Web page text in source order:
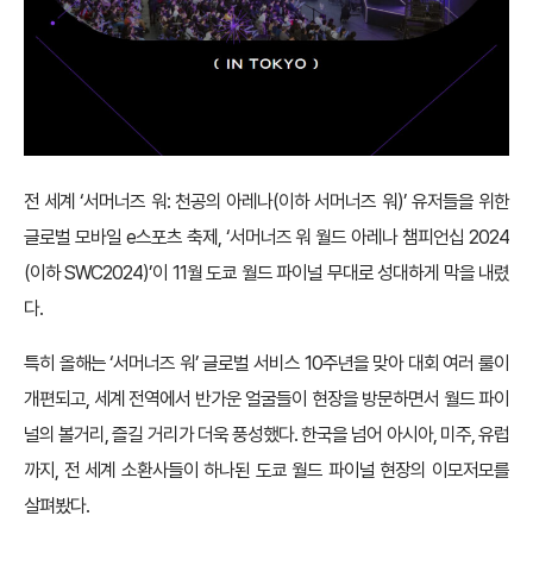
전 세계 ‘서머너즈 워: 천공의 아레나(이하 서머너즈 워)’ 유저들을 위한
글로벌 모바일 e스포츠 축제, ‘서머너즈 워 월드 아레나 챔피언십 2024
(이하 SWC2024)’이 11월 도쿄 월드 파이널 무대로 성대하게 막을 내렸
다.
특히 올해는 ‘서머너즈 워’ 글로벌 서비스 10주년을 맞아 대회 여러 룰이
개편되고, 세계 전역에서 반가운 얼굴들이 현장을 방문하면서 월드 파이
널의 볼거리, 즐길 거리가 더욱 풍성했다. 한국을 넘어 아시아, 미주, 유럽
까지, 전 세계 소환사들이 하나된 도쿄 월드 파이널 현장의 이모저모를
살펴봤다.